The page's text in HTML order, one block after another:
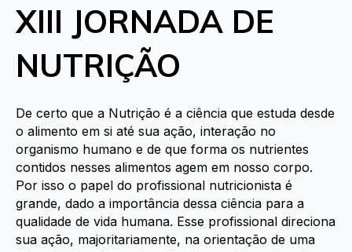
XIII JORNADA DE
NUTRIÇÃO
De certo que a Nutrição é a ciência que estuda desde
o alimento em si até sua ação, interação no
organismo humano e de que forma os nutrientes
contidos nesses alimentos agem em nosso corpo.
Por isso o papel do profissional nutricionista é
grande, dado a importância dessa ciência para a
qualidade de vida humana. Esse profissional direciona
sua ação, majoritariamente, na orientação de uma